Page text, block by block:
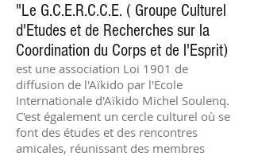
"Le G.C.E.R.C.C.E. ( Groupe Culturel
d'Etudes et de Recherches sur la
Coordination du Corps et de l'Esprit)
est une association Loi 1901 de
diffusion de l'Aïkido par l'Ecole
Internationale d'Aïkido Michel Soulenq.
C'est également un cercle culturel où se
font des études et des rencontres
amicales, réunissant des membres